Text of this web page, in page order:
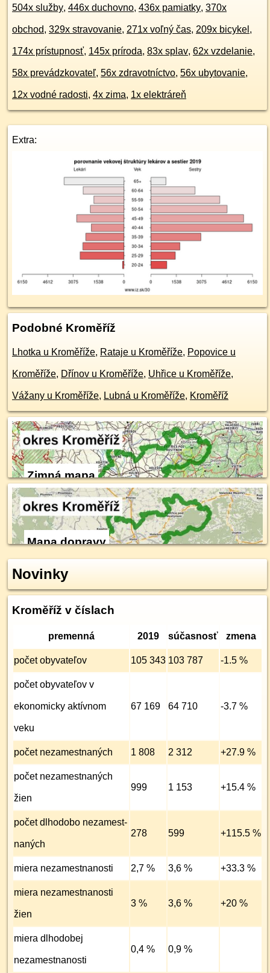
504x služby, 446x duchovno, 436x pamiatky, 370x
obchod, 329x stravovanie, 271x voľný čas, 209x bicykel ,
174x prístupnosť, 145x príroda, 83x splav, 62x vzdelanie,
58x prevádzkovateľ, 56x zdravotníctvo, 56x ubytovanie,
12x vodné radosti, 4x zima, 1x elektráreň
Extra:
Podobné Kroměříž
Lhotka u Kroměříže, Rataje u Kroměříže, Popovice u
Kroměříže, Dřínov u Kroměříže, Uhřice u Kroměříže,
Vážany u Kroměříže, Lubná u Kroměříže, Kroměříž
Zimná mapa
Mapa dopravy
Novinky
Kroměříž v číslach
premenná 2019 súčasnosť zmena
počet obyvateľov 105 343 103 787 -1.5 %
počet obyvateľov v
ekonomicky aktívnom
veku
67 169 64 710 -3.7 %
počet nezamest­naných 1 808 2 312 +27.9 %
počet nezamest­naných
žien
999 1 153 +15.4 %
počet dlhodobo nezamest­
naných
278 599 +115.5 %
miera nezamest­nanosti 2,7 % 3,6 % +33.3 %
miera nezamest­nanosti
žien
3 % 3,6 % +20 %
miera dlhodobej
nezamest­nanosti
0,4 % 0,9 %